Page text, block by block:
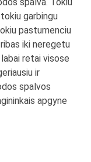
garbingu
pastumenciu
iki neregetu
retai visose
ir
spalvos
apgyne